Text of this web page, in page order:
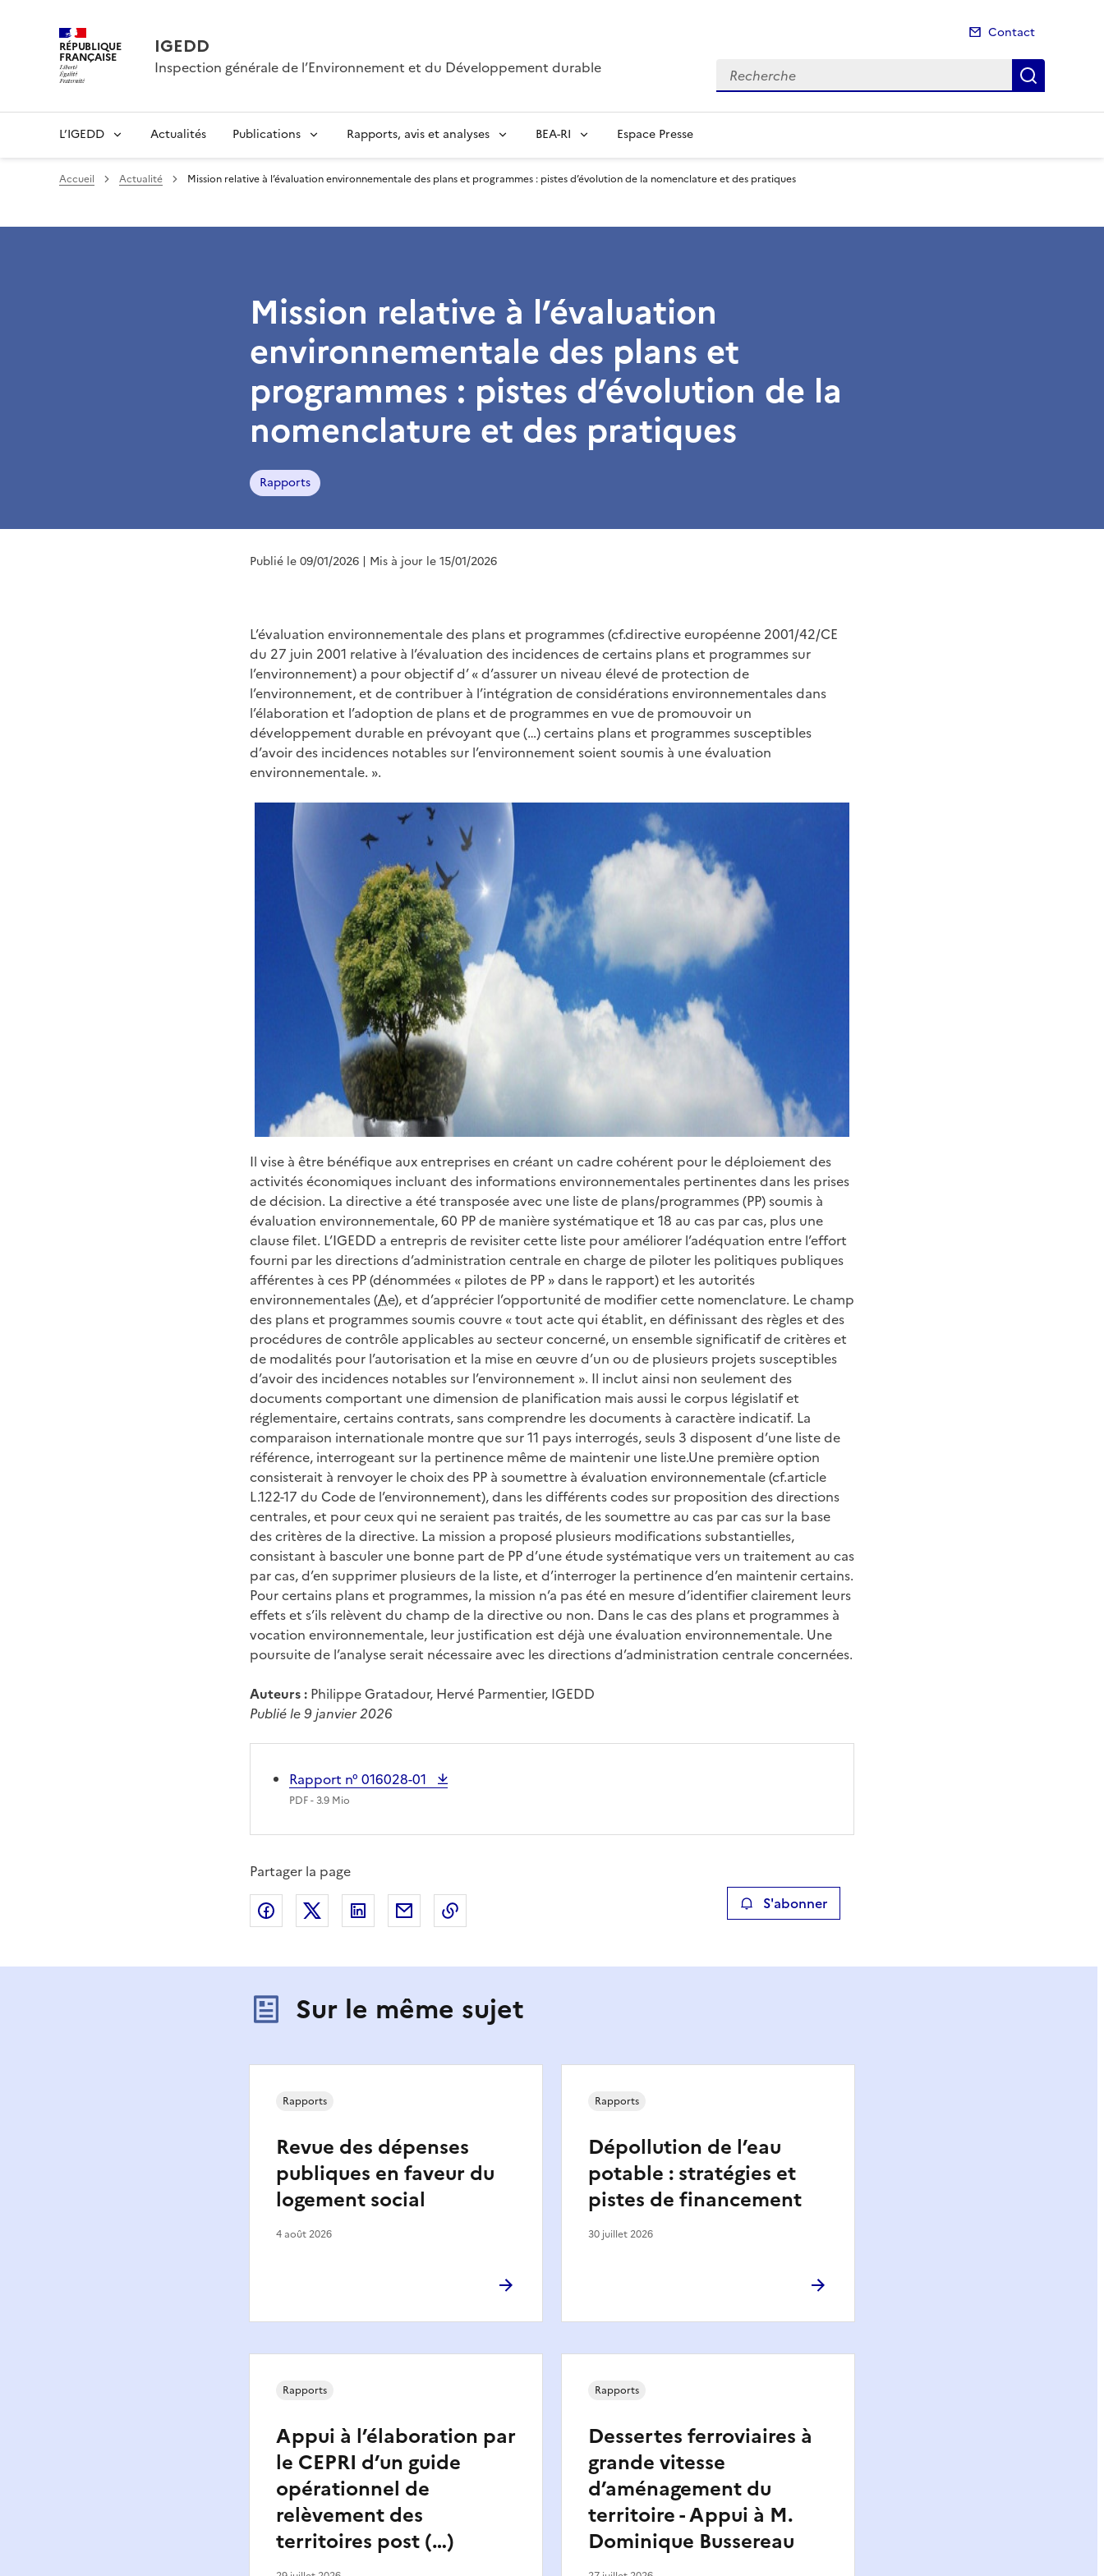
RÉPUBLIQUE
FRANÇAISE IGEDD
Inspection générale de l’Environnement et du Développement durable
Contact
Recherche
L’IGEDD Actualités Publications Rapports, avis et analyses BEA-RI Espace Presse
Accueil Actualité Mission relative à l’évaluation environnementale des plans et programmes : pistes d’évolution de la nomenclature et des pratiques
Mission relative à l’évaluation
environnementale des plans et
programmes : pistes d’évolution de la
nomenclature et des pratiques
Rapports
Publié le 09/01/2026 | Mis à jour le 15/01/2026
L’évaluation environnementale des plans et programmes (cf.directive européenne 2001/42/CE
du 27 juin 2001 relative à l’évaluation des incidences de certains plans et programmes sur
l’environnement) a pour objectif d’ « d’assurer un niveau élevé de protection de
l’environnement, et de contribuer à l’intégration de considérations environnementales dans
l’élaboration et l’adoption de plans et de programmes en vue de promouvoir un
développement durable en prévoyant que (…) certains plans et programmes susceptibles
d’avoir des incidences notables sur l’environnement soient soumis à une évaluation
environnementale. ».
Il vise à être bénéfique aux entreprises en créant un cadre cohérent pour le déploiement des
activités économiques incluant des informations environnementales pertinentes dans les prises
de décision. La directive a été transposée avec une liste de plans/programmes (PP) soumis à
évaluation environnementale, 60 PP de manière systématique et 18 au cas par cas, plus une
clause filet. L’IGEDD a entrepris de revisiter cette liste pour améliorer l’adéquation entre l’effort
fourni par les directions d’administration centrale en charge de piloter les politiques publiques
afférentes à ces PP (dénommées « pilotes de PP » dans le rapport) et les autorités
environnementales (Ae), et d’apprécier l’opportunité de modifier cette nomenclature. Le champ
des plans et programmes soumis couvre « tout acte qui établit, en définissant des règles et des
procédures de contrôle applicables au secteur concerné, un ensemble significatif de critères et
de modalités pour l’autorisation et la mise en œuvre d’un ou de plusieurs projets susceptibles
d’avoir des incidences notables sur l’environnement ». Il inclut ainsi non seulement des
documents comportant une dimension de planification mais aussi le corpus législatif et
réglementaire, certains contrats, sans comprendre les documents à caractère indicatif. La
comparaison internationale montre que sur 11 pays interrogés, seuls 3 disposent d’une liste de
référence, interrogeant sur la pertinence même de maintenir une liste.Une première option
consisterait à renvoyer le choix des PP à soumettre à évaluation environnementale (cf.article
L.122-17 du Code de l’environnement), dans les différents codes sur proposition des directions
centrales, et pour ceux qui ne seraient pas traités, de les soumettre au cas par cas sur la base
des critères de la directive. La mission a proposé plusieurs modifications substantielles,
consistant à basculer une bonne part de PP d’une étude systématique vers un traitement au cas
par cas, d’en supprimer plusieurs de la liste, et d’interroger la pertinence d’en maintenir certains.
Pour certains plans et programmes, la mission n’a pas été en mesure d’identifier clairement leurs
effets et s’ils relèvent du champ de la directive ou non. Dans le cas des plans et programmes à
vocation environnementale, leur justification est déjà une évaluation environnementale. Une
poursuite de l’analyse serait nécessaire avec les directions d’administration centrale concernées.
Auteurs : Philippe Gratadour, Hervé Parmentier, IGEDD
Publié le 9 janvier 2026
Rapport n° 016028-01
PDF- 3.9 Mio
Partager la page
Partager sur Facebook
Partager sur XPartager sur LinkedIn
Partager par emailCopier le lien de la page dans le presse-papier S'abonner
Sur le même sujet
Revue des dépenses
publiques en faveur du
logement social
Rapports
4 août 2026
Dépollution de l’eau
potable : stratégies et
pistes de financement
Rapports
30 juillet 2026
Appui à l’élaboration par
le CEPRI d’un guide
opérationnel de
relèvement des
territoires post (…)
Rapports
Dessertes ferroviaires à
grande vitesse
d’aménagement du
territoire - Appui à M.
Dominique Bussereau
Rapports